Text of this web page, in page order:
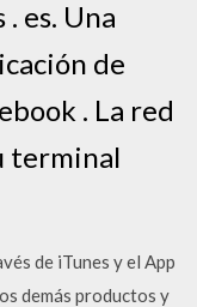
es. Una
de
. La red
terminal
de iTunes y el App
demás productos y